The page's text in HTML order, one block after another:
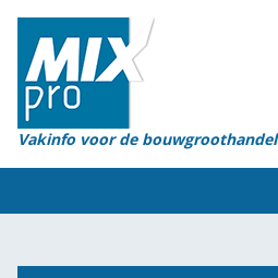
Vakinfo voor de bouwgroothandel
Home
Magazines
Organisaties